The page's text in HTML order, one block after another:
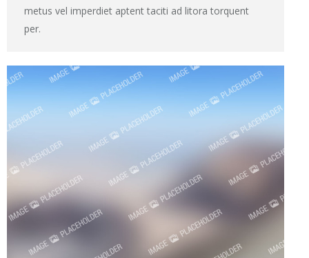
metus vel imperdiet aptent taciti ad litora torquent
per.